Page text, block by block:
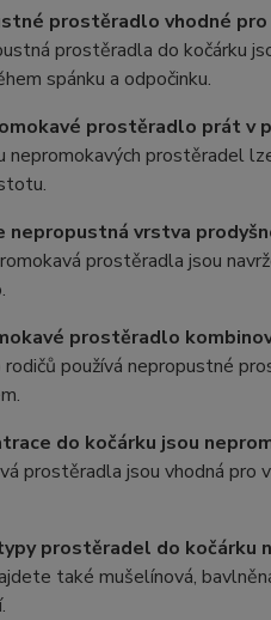
prostěradlo vhodné pro
prostěradla do kočárku
spánku a odpočinku.
prostěradlo prát v
nepromokavých prostěradel
nepropustná vrstva
prostěradla jsou
prostěradlo
rodičů používá nepropustné
do kočárku jsou
prostěradla jsou vhodná pro
prostěradel do kočárku
také mušelínová,